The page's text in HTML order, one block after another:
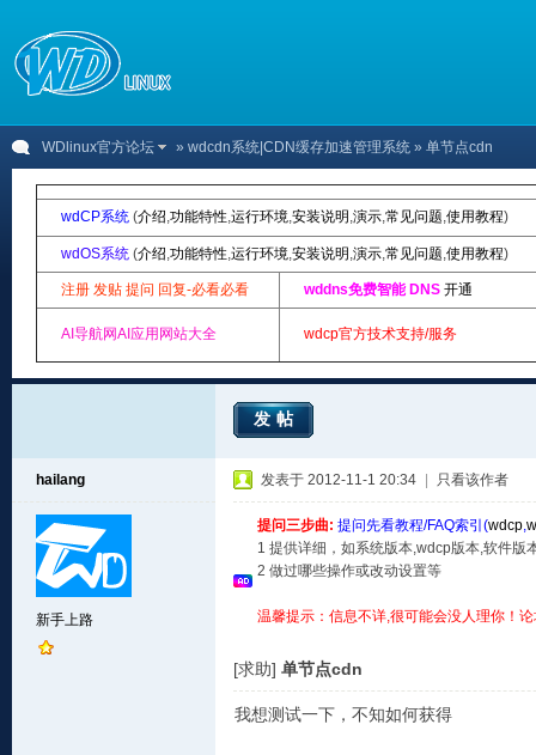
WDlinux官方论坛 » wdcdn系统|CDN缓存加速管理系统 » 单节点cdn
wdCP系统 (介绍,功能特性,运行环境,安装说明 ,演示,常见问题,使用教程)
wdOS系统 (介绍,功能特性,运行环境,安装说明 ,演示,常见问题,使用教程)
注册 发贴 提问 回复-必看必看 wddns免费智能 DNS 开通
AI导航网AI应用网站大全 wdcp官方技术支持/服务
发帖
hailang
新手上路
发表于 2012-11-1 20:34 只看该作者
提问三步曲: 提问先看教程/FAQ索引(wdcp,
1 提供详细，如系统版本,wdcp版本,软件版
2 做过哪些操作或改动设置等
温馨提示：信息不详,很可能会没人理你！
[求助] 单节点cdn
我想测试一下，不知如何获得